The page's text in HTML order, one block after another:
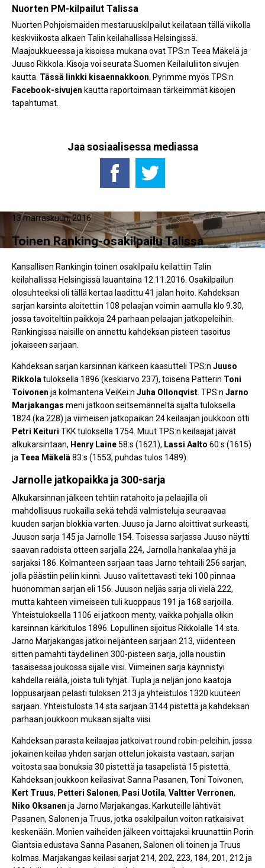
Nuorten PM-kilpailut Talissa
Nuorten Pohjoismaiden mestaruuskilpailut keilataan tällä viikolla
keskiviikosta alkaen Talin keilahallissa Helsingissä.
Maajoukkueessa ja kisoissa mukana ovat TPS:n Teea Mäkelä ja
Juuso Rikkola. Kisoja voi seurata Suomen Keilailuliiton sivujen
kautta. Tässä linkki kisaennakkoon. Pyrimme myös TPS:n
Facebook-sivujen kautta raportoimaan tärkeimmät kisojen
tapahtumat.
Jaa sosiaalisessa mediassa
13 marraskuun, 2016
Toinen Ranking-osakilpailu Talissa
Kansallisen Rankingin toinen osakilpailu keilattiin Talin
keilahallissa Helsingissä lauantaina 12.11.2016. Osakilpailun
olosuhteeksi oli tällä kertaa laadittu 41 jalan hoito. Kahdeksan
sarjan karsinta aloitettiin 108 pelaajan voimin aamulla klo 9.30,
jossa tavoiteltiin paikkoja 24 parhaan pelaajan jatkopeleihin.
Rankingissa naisille on annettu kahdeksan pisteen tasoitus
jokaiseen sarjaan.
Kahdeksan sarjan karsinnan kärkeen kaasutteli TPS:n Juuso
Rikkolatuloksella 1896 (keskiarvo 237), toisena Patterin Toni
Toivonen ja kolmantena VeiKei:n Juha Ollonqvist. TPS:n Jarno
Marjakangas meni jatkoon seitsemänneltä sijalta tuloksella
1824 (ka.228) ja viimeisen jatkopaikan 24 keilaajan joukkoon otti
Petri Keituri TKK tuloksella 1754. Muut TPS:n keilaajat jäivät
alkukarsintaan, Henry Laine58:s (1621), Lassi Aalto 60:s (1615)
ja Teea Mäkelä83:s (1553, puhdas tulos 1489).
Jarnolle jatkopaikka ja 300-sarja
Alkukarsinnan jälkeen tehtiin ratahoito ja pelaajilla oli
mahdollisuus ruokailla sekä tehdä valmisteluja seuraavaa
kuuden sarjan blokkia varten. Juuso ja Jarno aloittivat surkeasti,
Juuson sarja 145 ja Jarnolle 154. Toisessa sarjassa Juuso näytti
saavan radoista otteen sarjalla 224, Jarnolla hankalaa yhä ja
sarjaksi 186. Kolmanteen sarjaan taas Jarno tehtaili 256 sarjan,
jolla päästiin peliin kiinni. Juuso valitettavasti teki 100 pinnaa
huonomman sarjan eli 156. Juuson neljäs sarja oli vielä 222,
mutta kahteen viimeiseen tuli kuoppaus 191 ja 168 sarjoilla.
Yhteistuloksella 1106 ei jatkoon menty, vaikka pohjalla olikin
karsinnan kärkitulos 1896. Lopullinen sijoitus Rikkolalle 14:sta.
Jarno Marjakangas jatkoi neljänteen sarjaan 213, viidenteen
sitten pamahti täydellinen 300-pisteen sarja, jolla noustiin
tasaisessa joukossa sijalle viisi. Viimeinen sarja käynnistyi
kahdella reiällä, joista tuli tyhjät. Tupla ja neljän jono kaatoja
loppusarjaan pelasti tuloksen 213 ja yhteistulos 1320 kuuteen
sarjaan. Yhteistulosta 14:sta sarjaan 3144 pistettä ja kahdeksan
parhaan joukkoon mukaan sijalta viisi.
Kahdeksan parasta keilaajaa jatkoivat round robin-peleihin, jossa
jokainen keilaa yhden sarjan ottelun jokaista vastaan, sarjan
voitosta saa bonuksia 30 pistettä ja tasapelistä 15 pistettä.
Kahdeksan joukkoon keilasivat Sanna Pasanen, Toni Toivonen,
Kert Truus, Petteri Salonen, Pasi Uotila, Valtter Verronen,
Niko Oksanen ja Jarno Marjakangas. Karkuteille lähtivät
Pasanen, Salonen ja Truus, jotka osakilpailun voiton ratkaisivat
keskenään. Monien vaiheiden jälkeen voittajaksi kruunattiin Porin
Giantsia edustava Sanna Pasanen, Salonen oli toinen ja Truus
kolmas. Marjakangas keilasi sarjat 214, 202, 223, 184, 201, 212 ja